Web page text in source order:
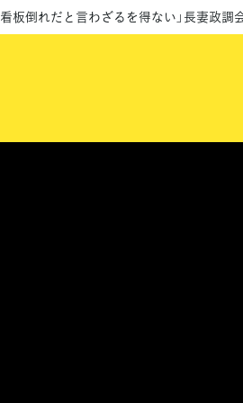
板倒れだと言わざるを得ない」長妻政調